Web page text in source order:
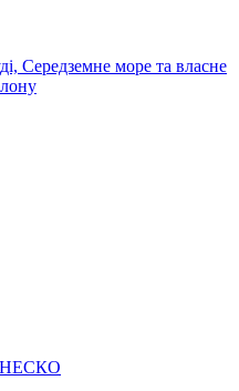
Середземне море та власне